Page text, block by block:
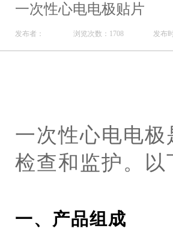
一次性心电电极贴片
发布者： 浏览次数：1708 发布
一次性心电电
检查和监护。
一、产品组成